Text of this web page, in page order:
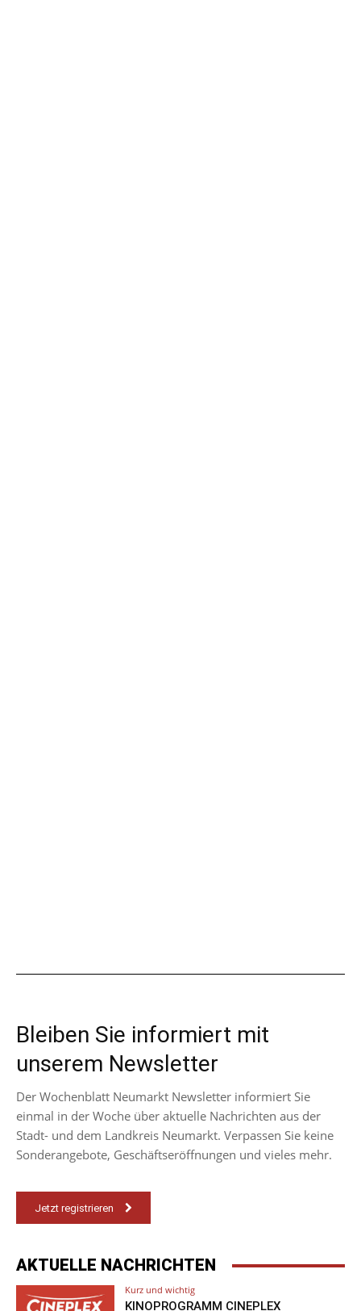
Bleiben Sie informiert mit
unserem Newsletter
Der Wochenblatt Neumarkt Newsletter informiert Sie
einmal in der Woche über aktuelle Nachrichten aus der
Stadt- und dem Landkreis Neumarkt. Verpassen Sie keine
Sonderangebote, Geschäftseröffnungen und vieles mehr.
Jetzt registrieren
AKTUELLE NACHRICHTEN
Kurz und wichtig
KINOPROGRAMM CINEPLEX